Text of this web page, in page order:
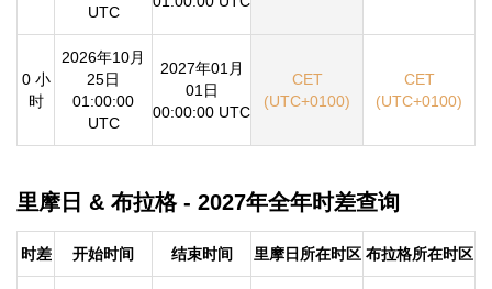
UTC
0 小
时
2026年10月
25日
01:00:00
UTC
2027年01月
01日
00:00:00 UTC
CET
(UTC+0100)
CET
(UTC+0100)
里摩日 & 布拉格 - 2027年全年时差查询
时差 开始时间 结束时间 里摩日所在时区 布拉格所在时区